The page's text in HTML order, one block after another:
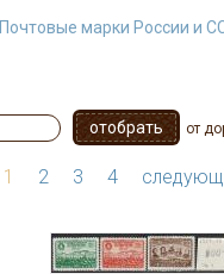
Почтовые марки России и
от
1 2 3 4